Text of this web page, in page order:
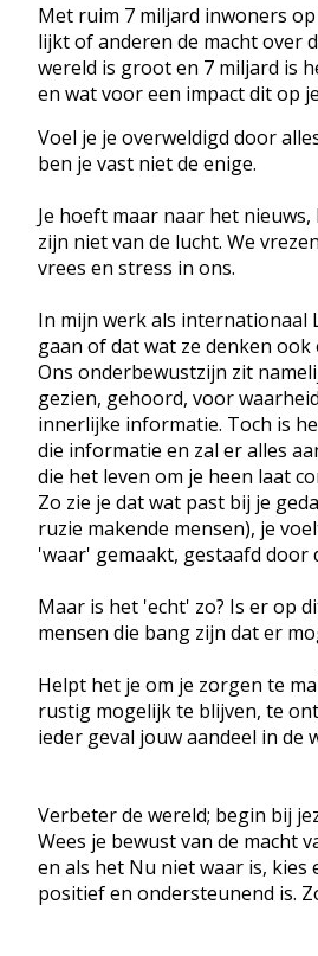
Met ruim 7 miljard inwoners
lijkt of anderen de macht over
wereld is groot en 7 miljard is
en wat voor een impact dit op
Voel je je overweldigd door
ben je vast niet de enige.
Je hoeft maar naar het
zijn niet van de lucht. We
vrees en stress in ons.
In mijn werk als internationaal
gaan of dat wat ze denken
Ons onderbewustzijn zit
gezien, gehoord, voor
innerlijke informatie. Toch is
die informatie en zal er alles
die het leven om je heen laat
Zo zie je dat wat past bij je
ruzie makende mensen), je
'waar' gemaakt, gestaafd door
Maar is het 'echt' zo? Is er op
mensen die bang zijn dat er
Helpt het je om je zorgen te
rustig mogelijk te blijven, te
ieder geval jouw aandeel in de
Verbeter de wereld; begin bij
Wees je bewust van de macht
en als het Nu niet waar is, kies
positief en ondersteunend is.